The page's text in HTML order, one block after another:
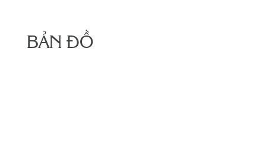
BẢN ĐỒ